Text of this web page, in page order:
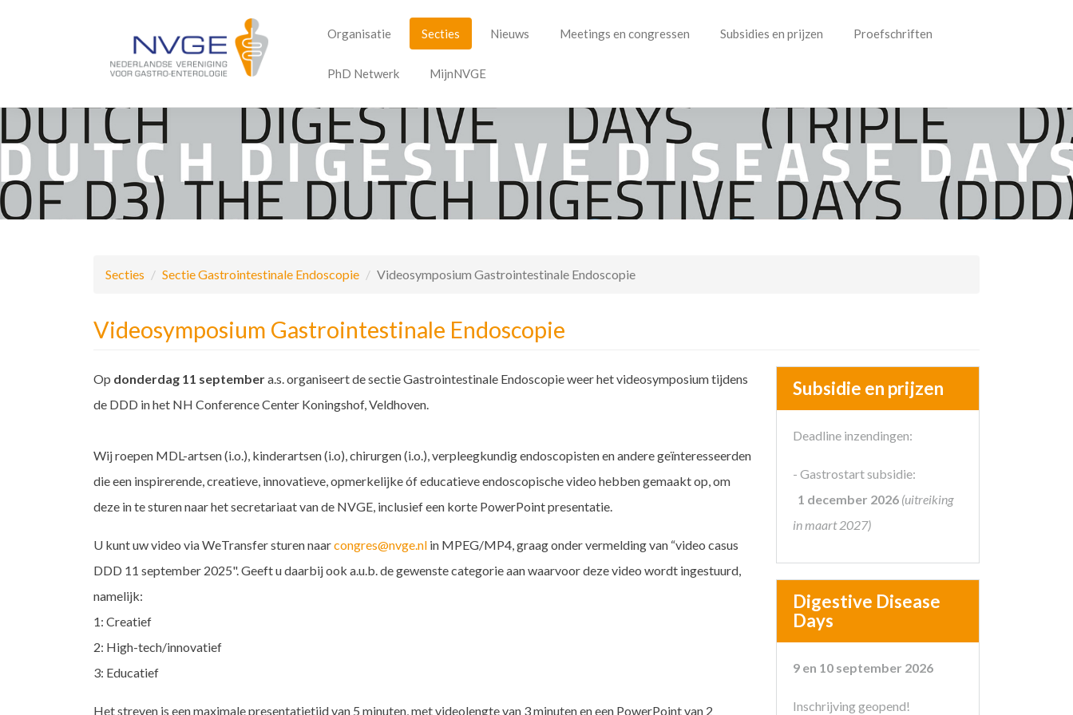
Overslaan
en
naar
de
inhoud
Organisatie Secties Nieuws Meetings en congressen Subsidies en prijzen Proefschriften
PhD Netwerk MijnNVGE
Secties Sectie Gastrointestinale Endoscopie Videosymposium Gastrointestinale Endoscopie
Videosymposium Gastrointestinale Endoscopie
Op donderdag 11 septembera.s. organiseert de sectie Gastrointestinale Endoscopie weer het videosymposium tijdens
de DDD in het NH Conference Center Koningshof, Veldhoven.
Wij roepen MDL-artsen (i.o.), kinderartsen (i.o), chirurgen (i.o.), verpleegkundig endoscopisten en andere geïnteresseerden
die een inspirerende, creatieve, innovatieve, opmerkelijke óf educatieve endoscopische video hebben gemaakt op, om
deze in te sturen naar het secretariaat van de NVGE, inclusief een korte PowerPoint presentatie.
U kunt uw video via WeTransfer sturen naarcongres@nvge.nl in MPEG/MP4, graag onder vermelding van “video casus
DDD 11 september 2025". Geeft u daarbij ook a.u.b. de gewenste categorie aan waarvoor deze video wordt ingestuurd,
namelijk:
1: Creatief
2: High-tech/innovatief
3: Educatief
Het streven is een maximale presentatietijd van 5 minuten, met videolengte van 3 minuten en een PowerPoint van 2
Subsidie en prijzen
Deadline inzendingen:
- Gastrostart subsidie:
1 december 2026 (uitreiking
in maart 2027)
Digestive Disease
Days
9 en 10 september 2026
Inschrijving geopend!